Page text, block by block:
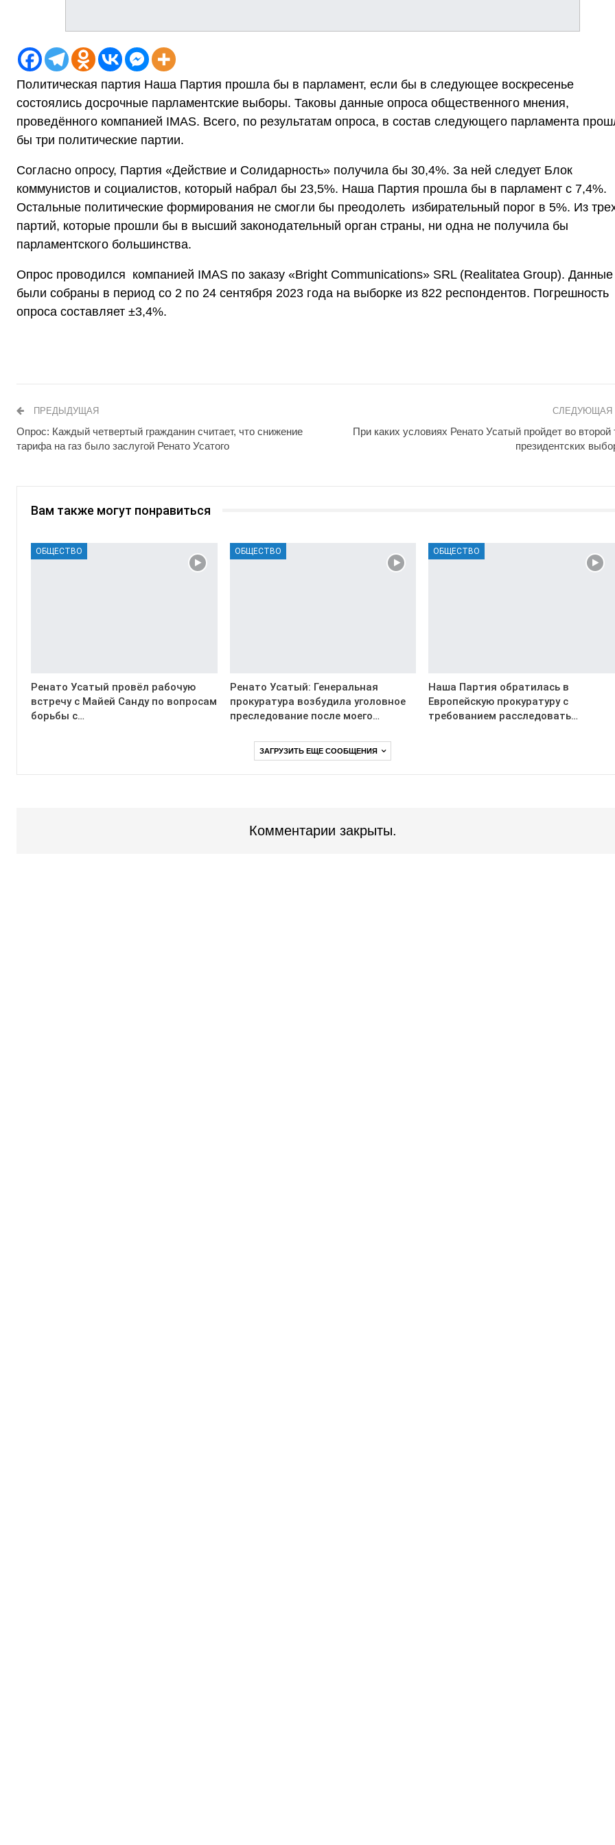
Политическая партия Наша Партия прошла бы в парламент, если бы в следующее воскресенье
состоялись досрочные парламентские выборы. Таковы данные опроса общественного мнения,
проведённого компанией IMAS. Всего, по результатам опроса, в состав следующего парламента
бы три политические партии.
Согласно опросу, Партия «Действие и Солидарность» получила бы 30,4%. За ней следует Блок
коммунистов и социалистов, который набрал бы 23,5%. Наша Партия прошла бы в парламент с 7,4%.
Остальные политические формирования не смогли бы преодолеть избирательный порог в 5%. Из
партий, которые прошли бы в высший законодательный орган страны, ни одна не получила бы
парламентского большинства.
Опрос проводился компанией IMAS по заказу «Bright Communications» SRL (Realitatea Group). Данные
были собраны в период со 2 по 24 сентября 2023 года на выборке из 822 респондентов. Погрешность
опроса составляет ±3,4%.
ПРЕДЫДУЩАЯ
Опрос: Каждый четвертый гражданин считает, что снижение
тарифа на газ было заслугой Ренато Усатого
СЛЕДУЮЩАЯ
При каких условиях Ренато Усатый пройдет во второй
президентских
Вам также могут понравиться
ОБЩЕСТВО
Ренато Усатый провёл рабочую
встречу с Майей Санду по вопросам
борьбы с…
ОБЩЕСТВО
Ренато Усатый: Генеральная
прокуратура возбудила уголовное
преследование после моего…
ОБЩЕСТВО
Наша Партия обратилась в
Европейскую прокуратуру с
требованием расследовать…
ЗАГРУЗИТЬ ЕЩЕ СООБЩЕНИЯ
Комментарии закрыты.